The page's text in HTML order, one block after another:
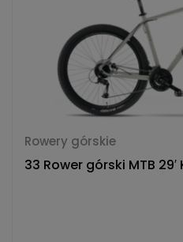
Rowery górskie
33 Rower górski MTB 29′